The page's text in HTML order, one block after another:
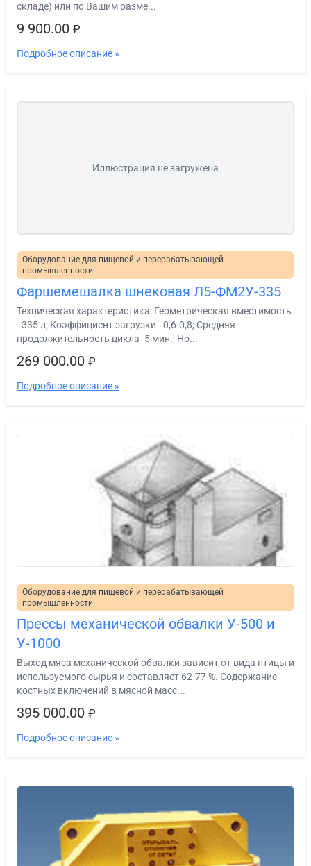
складе) или по Вашим разме...
9 900.00 ₽
Подробное описание »
Иллюстрация не загружена
Оборудование для пищевой и перерабатывающей
промышленности
Фаршемешалка шнековая Л5-ФМ2У-335
Техническая характеристика: Геометрическая вместимость
- 335 л; Коэффициент загрузки - 0,6-0,8; Средняя
продолжительность цикла -5 мин.; Но...
269 000.00 ₽
Подробное описание »
Оборудование для пищевой и перерабатывающей
промышленности
Прессы механической обвалки У-500 и
У-1000
Выход мяса механической обвалки зависит от вида птицы и
используемого сырья и составляет 62-77 %. Содержание
костных включений в мясной масс...
395 000.00 ₽
Подробное описание »